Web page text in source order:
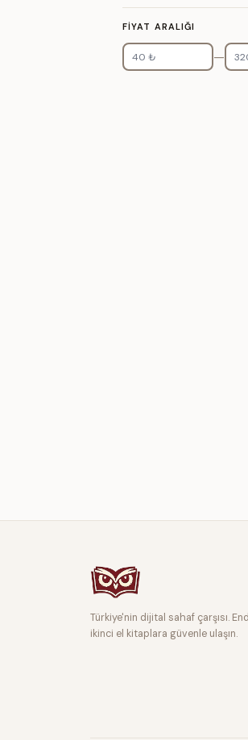
FIYAT ARALIĞI
—
Türkiye'nin dijital sahaf çarşısı.
ikinci el kitaplara güvenle ulaşın.